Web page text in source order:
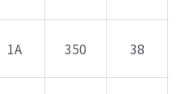
1A 350 38